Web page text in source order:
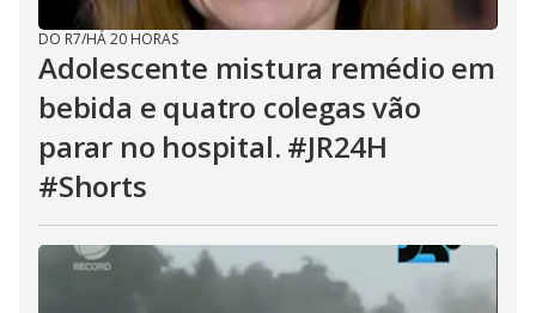
DO R7/HÁ 20 HORAS
Adolescente mistura remédio em
bebida e quatro colegas vão
parar no hospital. #JR24H
#Shorts